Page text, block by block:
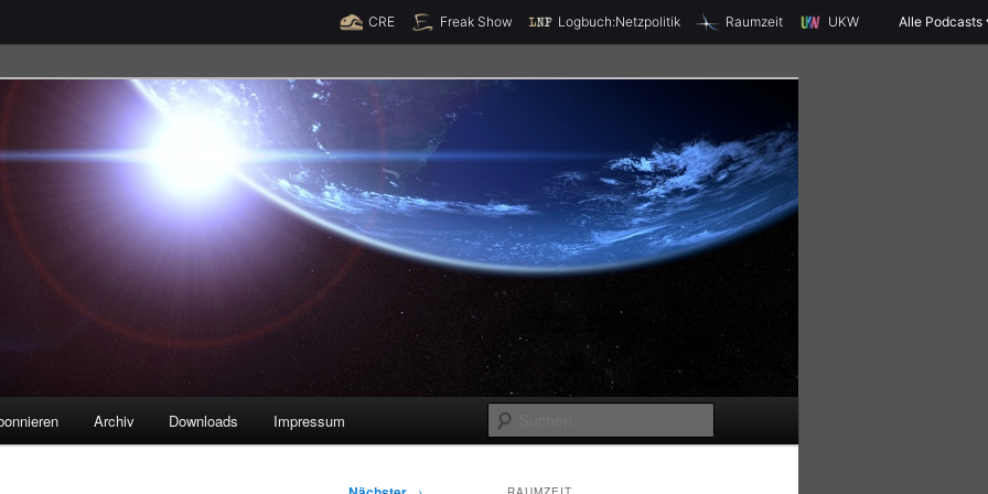
Spende jetzt!
CRE Freak Show Logbuch:Netzpolitik Raumzeit UKW Alle Podcasts
u
Archiv Downloads Impressum